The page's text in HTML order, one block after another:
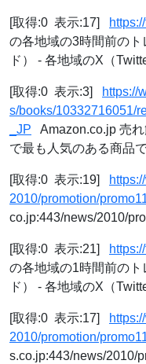
[取得:0 表示:17]
の各地域の3時間前の
ド） - 各地域のX（
[取得:0 表示:3]
https://
s/books/10332716051/
_JP Amazon.co.jp 売
で最も人気のある商品
[取得:0 表示:19]
2010/promotion/
co.jp:443/news/2010/
[取得:0 表示:21]
の各地域の1時間前の
ド） - 各地域のX（
[取得:0 表示:17]
2010/promotion/
s.co.jp:443/news/2010/